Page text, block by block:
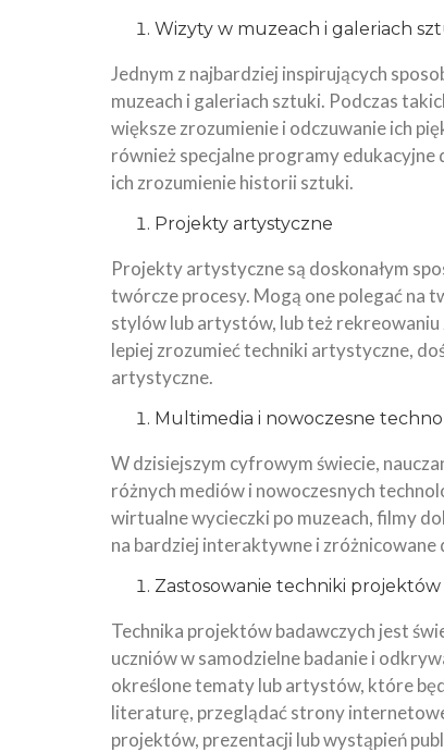
Wizyty w muzeach i galeriach
Jednym z najbardziej inspirujących
muzeach i galeriach sztuki. Podczas
większe zrozumienie i odczuwanie ich
również specjalne programy edukacyjne
ich zrozumienie historii sztuki.
Projekty artystyczne
Projekty artystyczne są doskonałym
twórcze procesy. Mogą one polegać na
stylów lub artystów, lub też rekreowaniu
lepiej zrozumieć techniki artystyczne,
artystyczne.
Multimedia i nowoczesne
W dzisiejszym cyfrowym świecie,
różnych mediów i nowoczesnych
wirtualne wycieczki po muzeach, filmy
na bardziej interaktywne i zróżnicowane
Zastosowanie techniki
Technika projektów badawczych jest
uczniów w samodzielne badanie i
określone tematy lub artystów, które
literaturę, przeglądać strony
projektów, prezentacji lub wystąpień